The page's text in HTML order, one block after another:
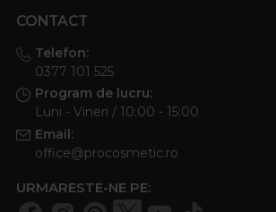
CONTACT
Telefon:
0377 101 525
Program de lucru:
Luni - Vineri / 10:00 - 15:00
Email:
office@procosmetic.ro
URMARESTE-NE PE: